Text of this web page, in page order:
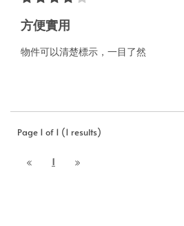
方便實用
物件可以清楚標示，一目了然
Page 1 of 1 (1 results)
1